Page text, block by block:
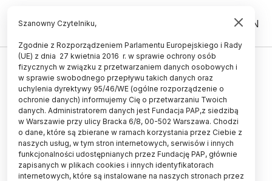
PL EN
LUDZIE
Jadwiga Kita-Huber z UJ
nagrodzona przez Niemiecką
Centralę Wymiany Akademickiej
20.05.2026
aktualizacja: 20.05.2026
2 minuty czytania
Szanowny Czytelniku,
Zgodnie z Rozporządzeniem Parlamentu Europejskiego i Rady
(UE) z dnia 27 kwietnia 2016 r. w sprawie ochrony osób
fizycznych w związku z przetwarzaniem danych osobowych i
w sprawie swobodnego przepływu takich danych oraz
uchylenia dyrektywy 95/46/WE (ogólne rozporządzenie o
ochronie danych) informujemy Cię o przetwarzaniu Twoich
danych. Administratorem danych jest Fundacja PAP,z siedzibą
w Warszawie przy ulicy Bracka 6/8, 00-502 Warszawa. Chodzi
o dane, które są zbierane w ramach korzystania przez Ciebie z
naszych usług, w tym stron internetowych, serwisów i innych
funkcjonalności udostępnianych przez Fundację PAP, głównie
zapisanych w plikach cookies i innych identyfikatorach
internetowych, które są instalowane na naszych stronach przez